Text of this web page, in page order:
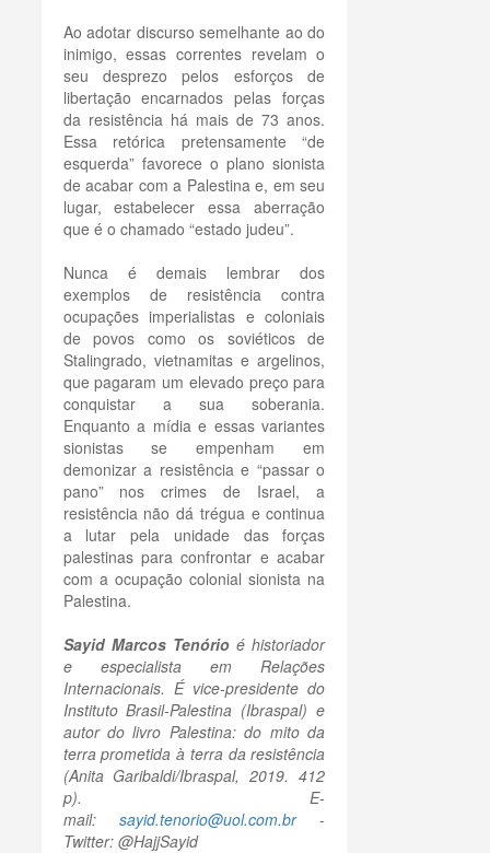
Ao adotar discurso semelhante ao do
inimigo, essas correntes revelam o
seu desprezo pelos esforços de
libertação encarnados pelas forças
da resistência há mais de 73 anos.
Essa retórica pretensamente “de
esquerda” favorece o plano sionista
de acabar com a Palestina e, em seu
lugar, estabelecer essa aberração
que é o chamado “estado judeu”.
Nunca é demais lembrar dos
exemplos de resistência contra
ocupações imperialistas e coloniais
de povos como os soviéticos de
Stalingrado, vietnamitas e argelinos,
que pagaram um elevado preço para
conquistar a sua soberania.
Enquanto a mídia e essas variantes
sionistas se empenham em
demonizar a resistência e “passar o
pano” nos crimes de Israel, a
resistência não dá trégua e continua
a lutar pela unidade das forças
palestinas para confrontar e acabar
com a ocupação colonial sionista na
Palestina.
Sayid Marcos Tenórioé historiador
e especialista em Relações
Internacionais. É vice-presidente do
Instituto Brasil-Palestina (Ibraspal) e
autor do livro Palestina: do mito da
terra prometida à terra da resistência
(Anita Garibaldi/Ibraspal, 2019. 412
p). E-
mail: sayid.tenorio@uol.com.br-
Twitter: @HajjSayid